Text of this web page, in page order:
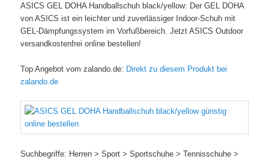
ASICS GEL DOHA Handballschuh black/yellow: Der GEL DOHA
von ASICS ist ein leichter und zuverlässiger Indoor-Schuh mit
GEL-Dämpfungssystem im Vorfußbereich. Jetzt ASICS Outdoor
versandkostenfrei online bestellen!
Top Angebot vom zalando.de: Direkt zu diesem Produkt bei
zalando.de
Suchbegriffe: Herren > Sport > Sportschuhe > Tennisschuhe >